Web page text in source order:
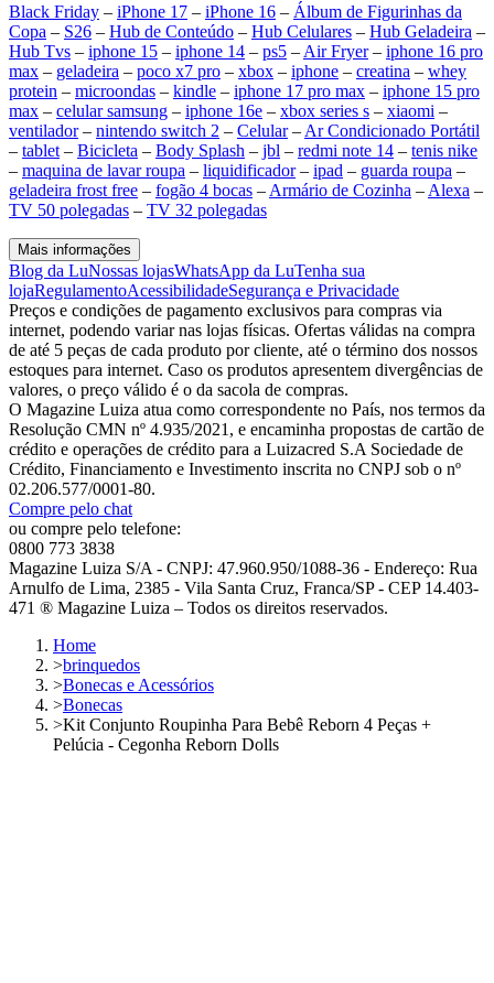
Black Friday – iPhone 17 – iPhone 16 – Álbum de Figurinhas da
Copa – S26 – Hub de Conteúdo – Hub Celulares – Hub Geladeira –
Hub Tvs – iphone 15 – iphone 14 – ps5 – Air Fryer– iphone 16 pro
max – geladeira – poco x7 pro – xbox – iphone – creatina – whey
protein – microondas – kindle – iphone 17 pro max – iphone 15 pro
max – celular samsung – iphone 16e – xbox series s – xiaomi –
ventilador– nintendo switch 2 – Celular– Ar Condicionado Portátil
– tablet – Bicicleta – Body Splash – jbl – redmi note 14 – tenis nike
– maquina de lavar roupa – liquidificador– ipad – guarda roupa –
geladeira frost free – fogão 4 bocas – Armário de Cozinha – Alexa –
TV 50 polegadas – TV 32 polegadas
Mais informações
Blog da LuNossas lojasWhatsApp da LuTenha sua
lojaRegulamentoAcessibilidadeSegurança e Privacidade
Preços e condições de pagamento exclusivos para compras via
internet, podendo variar nas lojas físicas. Ofertas válidas na compra
de até 5 peças de cada produto por cliente, até o término dos nossos
estoques para internet. Caso os produtos apresentem divergências de
valores, o preço válido é o da sacola de compras.
O Magazine Luiza atua como correspondente no País, nos termos da
Resolução CMN nº 4.935/2021, e encaminha propostas de cartão de
crédito e operações de crédito para a Luizacred S.A Sociedade de
Crédito, Financiamento e Investimento inscrita no CNPJ sob o nº
02.206.577/0001-80.
Compre pelo chat
ou compre pelo telefone:
0800 773 3838
Magazine Luiza S/A - CNPJ: 47.960.950/1088-36 - Endereço: Rua
Arnulfo de Lima, 2385 - Vila Santa Cruz, Franca/SP - CEP 14.403-
471 ® Magazine Luiza – Todos os direitos reservados.
Home
>brinquedos
>Bonecas e Acessórios
>Bonecas
>Kit Conjunto Roupinha Para Bebê Reborn 4 Peças +
Pelúcia - Cegonha Reborn Dolls